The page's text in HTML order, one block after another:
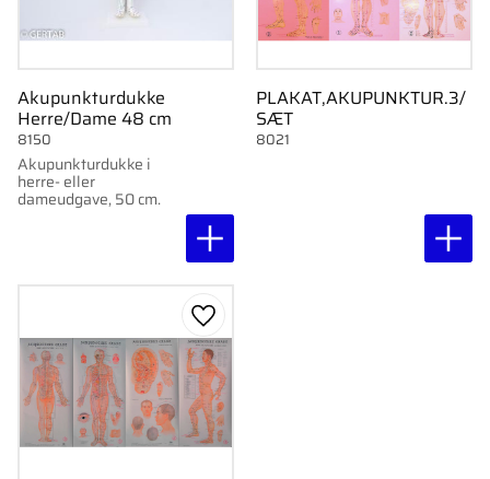
Akupunkturdukke
Herre/Dame 48 cm
Akupunkturdukke i
herre- eller
dameudgave, 50 cm.
8150
PLAKAT,AKUPUNKTUR.3/
SÆT
8021
Gem som favorit